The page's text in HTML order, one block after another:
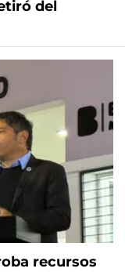
del
recursos